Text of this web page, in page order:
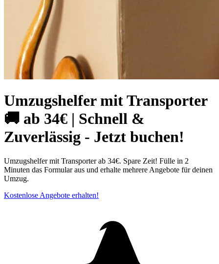
Umzugshelfer mit Transporter
🚚 ab 34€ | Schnell &
Zuverlässig - Jetzt buchen!
Umzugshelfer mit Transporter ab 34€. Spare Zeit! Fülle in 2
Minuten das Formular aus und erhalte mehrere Angebote für deinen
Umzug.
Kostenlose Angebote erhalten!